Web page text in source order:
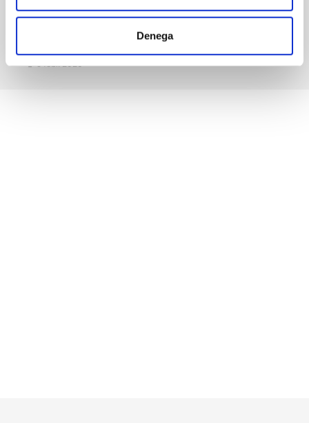
Denega
AGRISEC celebra el tradicional esmorzar de
germanor per la Mare de Déu de la
• 9 febr. 2026